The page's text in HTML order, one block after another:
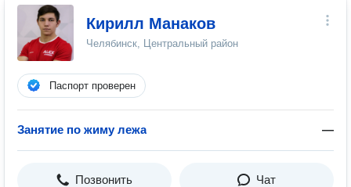
Кирилл Манаков
Челябинск, Центральный район
Паспорт проверен
Занятие по жиму лежа —
Позвонить Чат